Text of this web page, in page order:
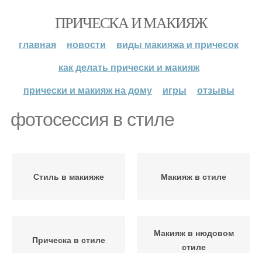
ПРИЧЕСКА И МАКИЯЖ
главная новости
виды макияжа и причесок
как делать прически и макияж
прически и макияж на дому
игры отзывы
фотосессия в стиле
Стиль в макияже Макияж в стиле
Прическа в стиле
Макияж в нюдовом
стиле